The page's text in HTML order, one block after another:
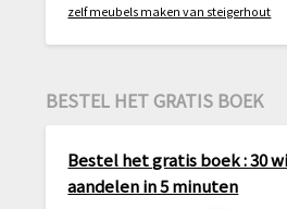
zelf meubels maken van steigerhout
BESTEL HET GRATIS BOEK
Bestel het gratis boek : 30
aandelen in 5 minuten